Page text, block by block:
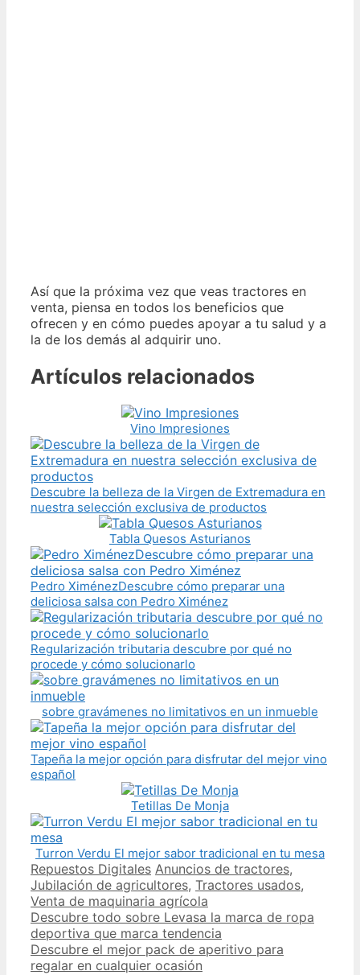
Así que la próxima vez que veas tractores en
venta, piensa en todos los beneficios que
ofrecen y en cómo puedes apoyar a tu salud y a
la de los demás al adquirir uno.
Artículos relacionados
Vino Impresiones
Descubre la belleza de la Virgen de Extremadura en
nuestra selección exclusiva de productos
Tabla Quesos Asturianos
Pedro XiménezDescubre cómo preparar una
deliciosa salsa con Pedro Ximénez
Regularización tributaria descubre por qué no
procede y cómo solucionarlo
sobre gravámenes no limitativos en un inmueble
Tapeña la mejor opción para disfrutar del mejor vino
español
Tetillas De Monja
Turron Verdu El mejor sabor tradicional en tu mesa
Categories
Repuestos Digitales Tags
Anuncios de tractores,
Jubilación de agricultores, Tractores usados,
Venta de maquinaria agrícola
Post
navigation
Descubre todo sobre Levasa la marca de ropa
deportiva que marca tendencia
Descubre el mejor pack de aperitivo para
regalar en cualquier ocasión